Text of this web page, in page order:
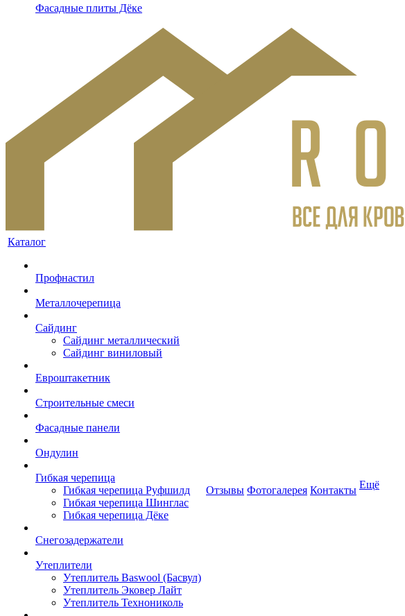
Фасадные плиты Дёке
Каталог
Профнастил
Металлочерепица
Сайдинг
Сайдинг металлический
Сайдинг виниловый
Евроштакетник
Строительные смеси
Фасадные панели
Ондулин
Гибкая черепица
Гибкая черепица Руфшилд
Гибкая черепица Шинглас
Гибкая черепица Дёке
Снегозадержатели
Утеплители
Утеплитель Baswool (Басвул)
Утеплитель Эковер Лайт
Утеплитель Технониколь
Отзывы Фотогалерея Контакты Ещё